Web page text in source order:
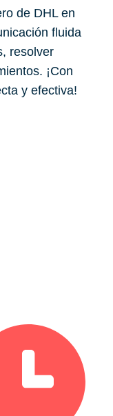
de DHL en
fluida
resolver
¡Con
y efectiva!